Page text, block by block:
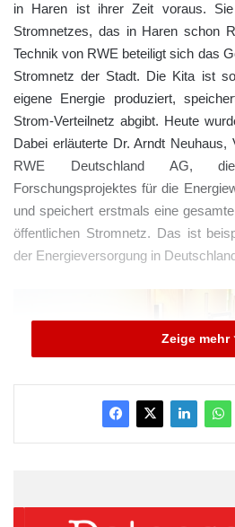
in Haren ist ihrer Zeit voraus.
Stromnetzes, das in Haren schon
Technik von RWE beteiligt sich das
Stromnetz der Stadt. Die Kita ist
eigene Energie produziert,
Strom-Verteilnetz abgibt. Heute
Dabei erläuterte Dr. Arndt Neuhaus,
RWE Deutschland AG,
Forschungsprojektes für die
und speichert erstmals eine
öffentlichen Stromnetz. Das ist
der Energieversorgung in
Zeige mehr